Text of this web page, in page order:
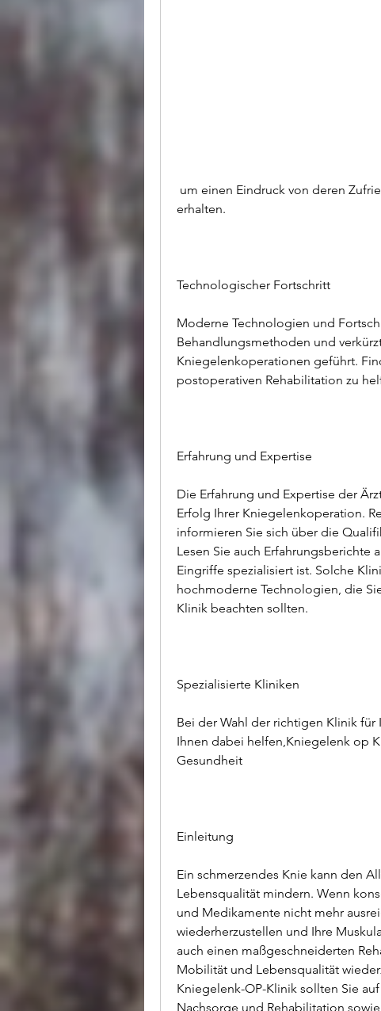
erhalten.
Technologischer Fortschritt
Moderne Technologien und
Behandlungsmethoden und
Kniegelenkoperationen geführt.
postoperativen Rehabilitation zu
Erfahrung und Expertise
Die Erfahrung und Expertise der
Erfolg Ihrer Kniegelenkoperation.
informieren Sie sich über die
Lesen Sie auch Erfahrungsberichte
Eingriffe spezialisiert ist. Solche
hochmoderne Technologien, die
Klinik beachten sollten.
Spezialisierte Kliniken
Bei der Wahl der richtigen Klinik
Ihnen dabei helfen,Kniegelenk op
Gesundheit
Einleitung
Ein schmerzendes Knie kann den
Lebensqualität mindern. Wenn
und Medikamente nicht mehr
wiederherzustellen und Ihre
auch einen maßgeschneiderten
Mobilität und Lebensqualität
Kniegelenk-OP-Klinik sollten Sie
Nachsorge und Rehabilitation